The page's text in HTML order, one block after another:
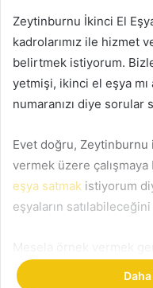
Zeytinburnu İkinci El
kadrolarımız ile hizmet
belirtmek istiyorum.
yetmişi, ikinci el eşya
numaranızı diye sorular
Evet doğru, Zeytinburnu
vermek üzere
eşya satmak istiyorum
eşyaların
istiyorsunuz diyelim.